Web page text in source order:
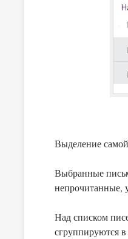
Выделение
Выбранные
непрочитанные,
Над списком
сгруппируются